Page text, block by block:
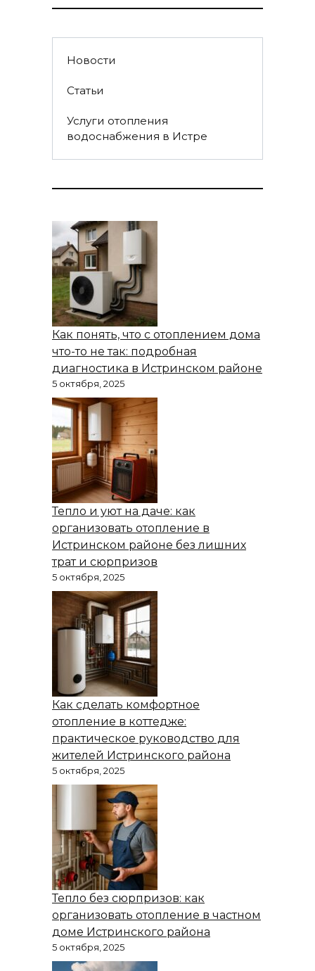
Новости
Статьи
Услуги отопления
водоснабжения в Истре
Как понять, что с отоплением дома
что-то не так: подробная
диагностика в Истринском районе
5 октября, 2025
Тепло и уют на даче: как
организовать отопление в
Истринском районе без лишних
трат и сюрпризов
5 октября, 2025
Как сделать комфортное
отопление в коттедже:
практическое руководство для
жителей Истринского района
5 октября, 2025
Тепло без сюрпризов: как
организовать отопление в частном
доме Истринского района
5 октября, 2025